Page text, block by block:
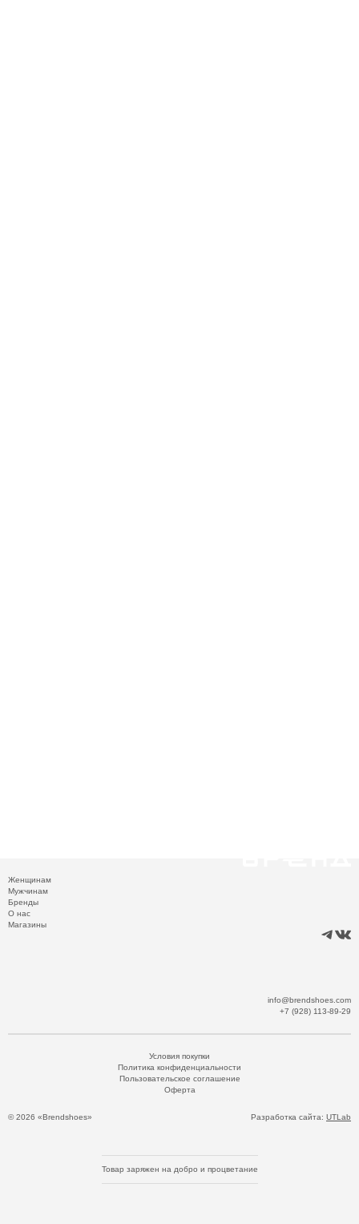
Женщинам
Мужчинам
Бренды
О нас
Магазины
info@brendshoes.com
+7 (928) 113-89-29
© 2026 «Brendshoes»
Условия покупки
Политика конфиденциальности
Пользовательское соглашение
Оферта
Разработка сайта: UTLab
Товар заряжен на добро и процветание